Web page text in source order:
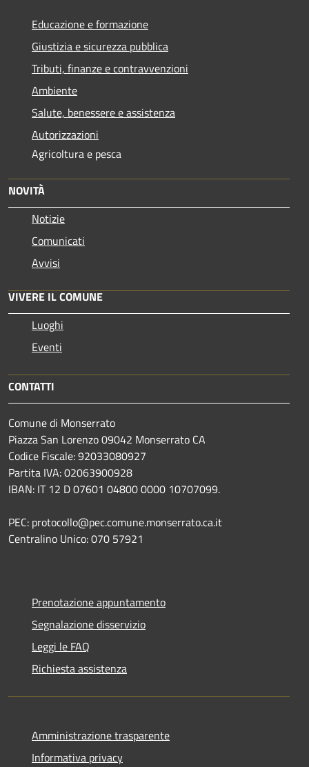
Educazione e formazione
Giustizia e sicurezza pubblica
Tributi, finanze e contravvenzioni
Ambiente
Salute, benessere e assistenza
Autorizzazioni
Agricoltura e pesca
NOVITÀ
Notizie
Comunicati
Avvisi
VIVERE IL COMUNE
Luoghi
Eventi
CONTATTI
Comune di Monserrato
Piazza San Lorenzo 09042 Monserrato CA
Codice Fiscale: 92033080927
Partita IVA: 02063900928
IBAN: IT 12 D 07601 04800 0000 10707099.
PEC: protocollo@pec.comune.monserrato.ca.it
Centralino Unico: 070 57921
Prenotazione appuntamento
Segnalazione disservizio
Leggi le FAQ
Richiesta assistenza
Amministrazione trasparente
Informativa privacy